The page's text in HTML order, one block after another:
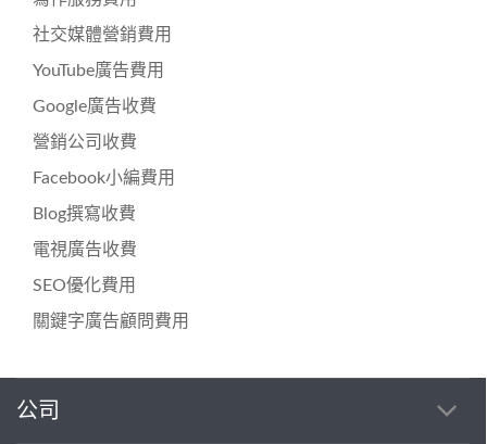
社交媒體營銷費用
YouTube廣告費用
Google廣告收費
營銷公司收費
Facebook小編費用
Blog撰寫收費
電視廣告收費
SEO優化費用
關鍵字廣告顧問費用
公司